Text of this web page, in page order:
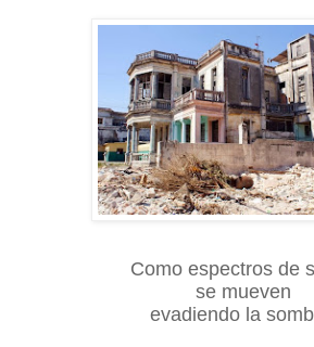
Como espectros de
se mueven
evadiendo la